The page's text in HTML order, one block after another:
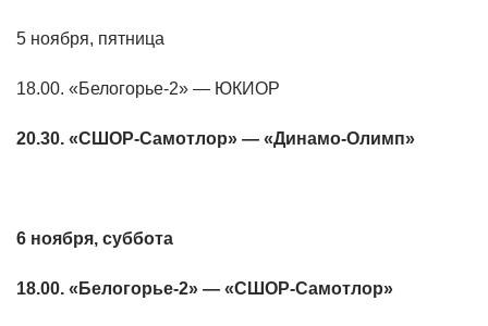
5 ноября, пятница
18.00. «Белогорье-2» — ЮКИОР
20.30. «СШОР-Самотлор» — «Динамо-Олимп»
6 ноября, суббота
18.00. «Белогорье-2» — «СШОР-Самотлор»